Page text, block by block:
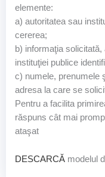
elemente:
a) autoritatea sau
cererea;
b) informaţia
instituţiei publice
c) numele, prenumele
adresa la care se
Pentru a facilita
răspuns cât mai
ataşat
DESCARCĂ modelul